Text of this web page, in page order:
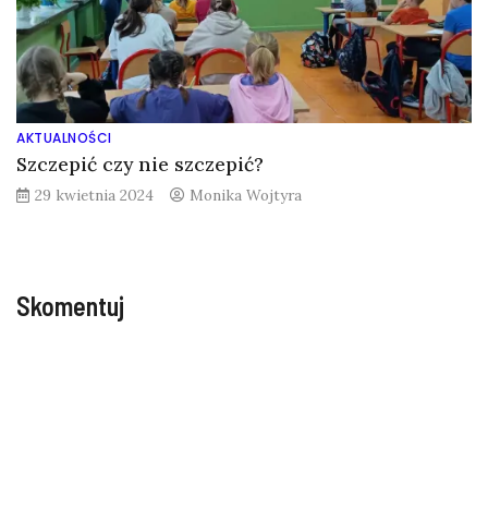
AKTUALNOŚCI
Szczepić czy nie szczepić?
29 kwietnia 2024 Monika Wojtyra
Skomentuj